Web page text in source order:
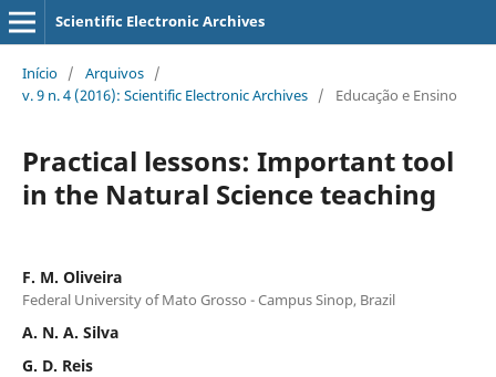
Scientific Electronic Archives
Início / Arquivos /
v. 9 n. 4 (2016): Scientific Electronic Archives / Educação e Ensino
Practical lessons: Important tool
in the Natural Science teaching
F. M. Oliveira
Federal University of Mato Grosso - Campus Sinop, Brazil
A. N. A. Silva
G. D. Reis